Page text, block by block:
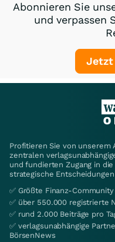
Abonnieren Sie
und verpassen
Jetzt
Profitieren Sie von
zentralen
und fundierten Zugang in
strategische
✅ Größte Finanz-
✅ über 550.000 registrierte
✅ rund 2.000 Beiträge pro
✅ verlagsunabhängige
BörsenNews